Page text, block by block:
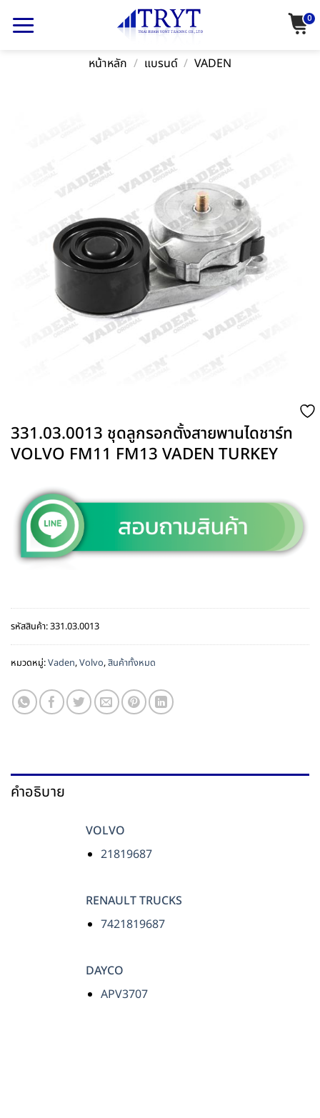
0
หน้าหลัก / แบรนด์ / VADEN
331.03.0013 ชุดลูกรอกตั้งสายพานไดชาร์ท
VOLVO FM11 FM13 VADEN TURKEY
รหัสสินค้า:331.03.0013
หมวดหมู่:Vaden,Volvo,สินค้าทั้งหมด
คำอธิบาย
VOLVO
21819687
RENAULT TRUCKS
7421819687
DAYCO
APV3707